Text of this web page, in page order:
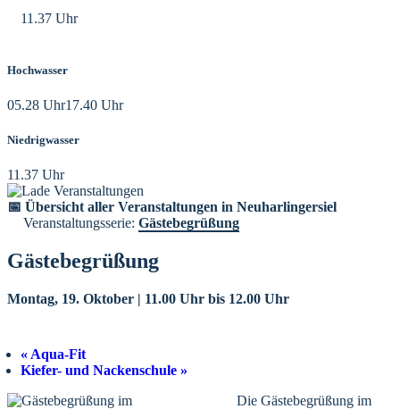
11.37 Uhr
Hochwasser
05.28 Uhr17.40 Uhr
Niedrigwasser
11.37 Uhr
📅 Übersicht aller Veranstaltungen in Neuharlingersiel
Veranstaltungsserie: Gästebegrüßung
Gästebegrüßung
Montag, 19. Oktober | 11.00 Uhr bis 12.00 Uhr
« Aqua-Fit
Kiefer- und Nackenschule »
Die Gästebegrüßung im